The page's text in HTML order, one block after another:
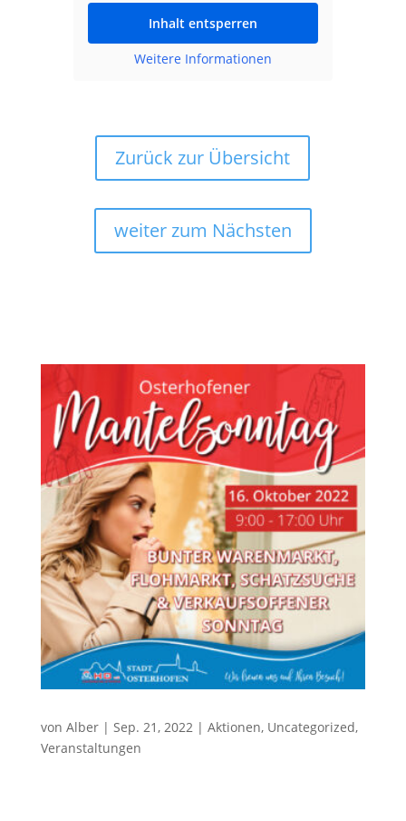
Inhalt entsperren
Weitere Informationen
Zurück zur Übersicht
weiter zum Nächsten
von Alber| Sep. 21, 2022| Aktionen, Uncategorized,
Veranstaltungen